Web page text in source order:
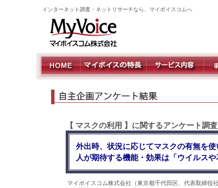
インターネット調査・ネットリサーチなら、マイボイスコムへ
【 マスクの利用 】に関するアンケート調
外出時、状況に応じてマスクの有無を
人が期待する機能・効果は「ウイルス
マイボイスコム株式会社（東京都千代田区、代表取締